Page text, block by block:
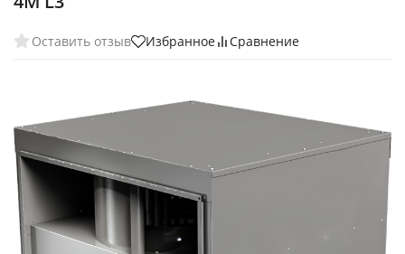
Оставить отзыв Избранное Сравнение